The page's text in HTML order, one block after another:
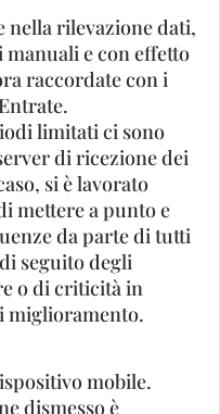
nella rilevazione dati,
e con effetto
raccordate con i
limitati ci sono
di ricezione dei
si è lavorato
mettere a punto e
da parte di tutti
seguito degli
o di criticità in
miglioramento.
mobile.
dismesso è